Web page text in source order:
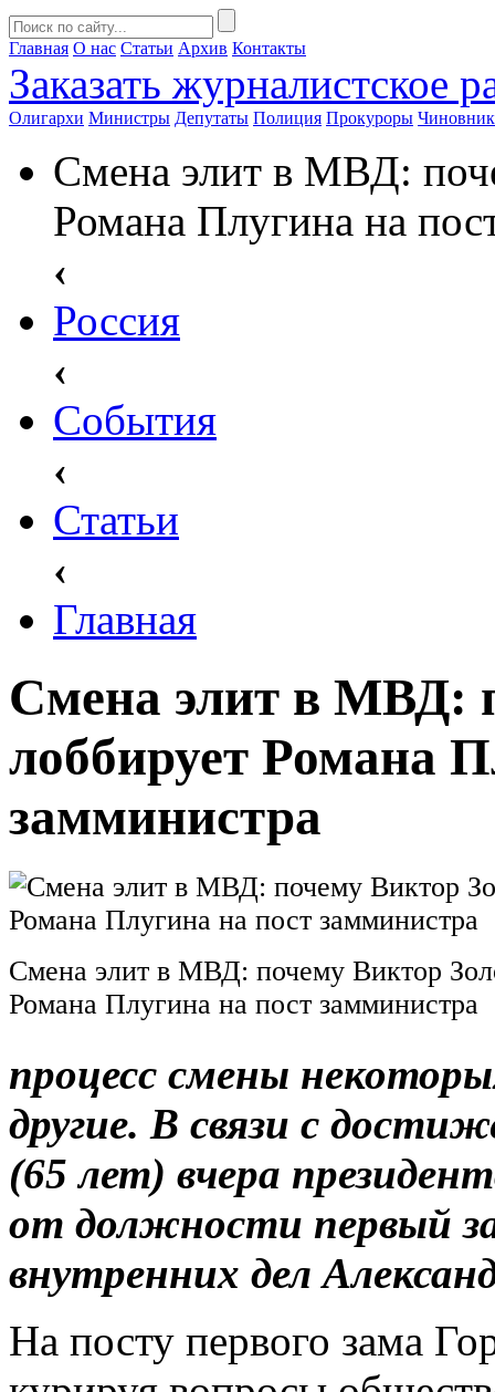
Главная О нас Статьи Архив Контакты
Заказать журналистское
Олигархи Министры Депутаты Полиция Прокуроры
Смена элит в МВД:
Романа Плугина на
‹
Россия
‹
События
‹
Статьи
‹
Главная
Смена элит в МВД:
лоббирует Романа
замминистра
Смена элит в МВД: почему Виктор
Романа Плугина на пост замминистра
процесс смены
другие. В связи с
(65 лет) вчера
от должности первый
внутренних дел
На посту первого зама